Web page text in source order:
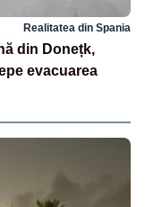
Realitatea din Spania
din Donețk,
evacuarea